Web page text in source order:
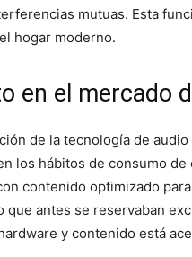
mutuas. Esta
hogar moderno.
en el mercado
de la tecnología de
los hábitos de consumo
contenido optimizado
que antes se reservaban
y contenido está